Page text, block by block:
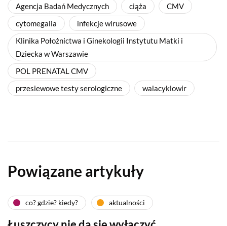
Agencja Badań Medycznych ciąża
CMV
cytomegalia
infekcje wirusowe
Klinika Położnictwa i Ginekologii Instytutu Matki i
Dziecka w Warszawie
POL PRENATAL CMV
przesiewowe testy serologiczne
walacyklowir
Powiązane artykuły
co? gdzie? kiedy? aktualności